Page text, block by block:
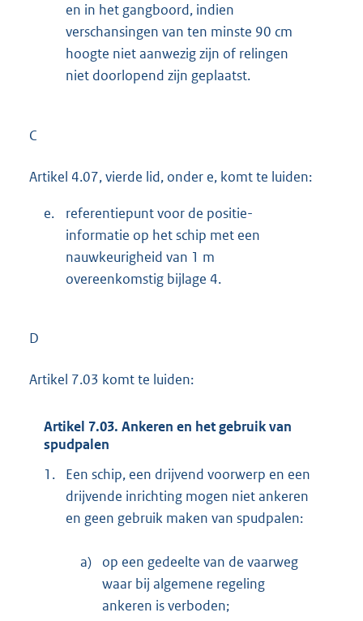
en in het gangboord, indien
verschansingen van ten minste 90 cm
hoogte niet aanwezig zijn of relingen
niet doorlopend zijn geplaatst.
C
Artikel 4.07, vierde lid, onder e, komt te luiden:
e.
referentiepunt voor de positie-
informatie op het schip met een
nauwkeurigheid van 1 m
overeenkomstig bijlage 4.
D
Artikel 7.03 komt te luiden:
Artikel 7.03. Ankeren en het gebruik van
spudpalen
1.
Een schip, een drijvend voorwerp en een
drijvende inrichting mogen niet ankeren
en geen gebruik maken van spudpalen:
a)
op een gedeelte van de vaarweg
waar bij algemene regeling
ankeren is verboden;